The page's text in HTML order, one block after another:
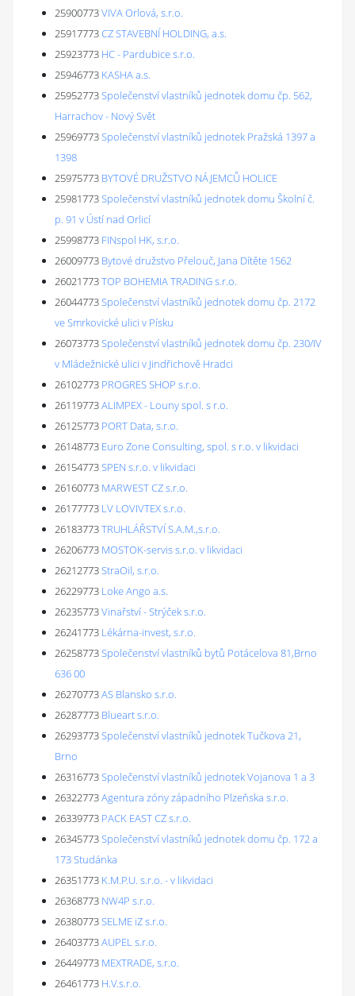
25900773VIVA Orlová, s.r.o.
25917773CZ STAVEBNÍ HOLDING, a.s.
25923773 HC - Pardubice s.r.o.
25946773 KASHA a.s.
25952773Společenství vlastníků jednotek domu čp. 562,
Harrachov - Nový Svět
25969773Společenství vlastníků jednotek Pražská 1397 a
1398
25975773 BYTOVÉ DRUŽSTVO NÁJEMCŮ HOLICE
25981773Společenství vlastníků jednotek domu Školní č.
p. 91 v Ústí nad Orlicí
25998773 FINspol HK, s.r.o.
26009773 Bytové družstvo Přelouč, Jana Dítěte 1562
26021773TOP BOHEMIA TRADING s.r.o.
26044773Společenství vlastníků jednotek domu čp. 2172
ve Smrkovické ulici v Písku
26073773Společenství vlastníků jednotek domu čp. 230/IV
v Mládežnické ulici v Jindřichově Hradci
26102773 PROGRES SHOP s.r.o.
26119773ALIMPEX - Louny spol. s r.o.
26125773 PORT Data, s.r.o.
26148773 Euro Zone Consulting, spol. s r.o. v likvidaci
26154773SPEN s.r.o. v likvidaci
26160773 MARWEST CZ s.r.o.
26177773 LV LOVIVTEX s.r.o.
26183773TRUHLÁŘSTVÍ S.A.M.,s.r.o.
26206773 MOSTOK-servis s.r.o. v likvidaci
26212773StraOil, s.r.o.
26229773 Loke Ango a.s.
26235773Vinařství - Strýček s.r.o.
26241773 Lékárna-invest, s.r.o.
26258773Společenství vlastníků bytů Potácelova 81,Brno
636 00
26270773AS Blansko s.r.o.
26287773 Blueart s.r.o.
26293773Společenství vlastníků jednotek Tučkova 21,
Brno
26316773Společenství vlastníků jednotek Vojanova 1 a 3
26322773Agentura zóny západního Plzeňska s.r.o.
26339773 PACK EAST CZ s.r.o.
26345773Společenství vlastníků jednotek domu čp. 172 a
173 Studánka
26351773 K.M.P.U. s.r.o. - v likvidaci
26368773 NW4P s.r.o.
26380773SELME iZ s.r.o.
26403773AUPEL s.r.o.
26449773 MEXTRADE, s.r.o.
26461773 H.V.s.r.o.